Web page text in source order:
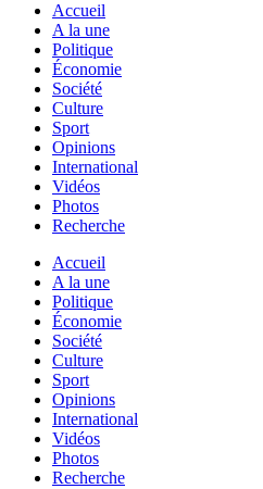
Accueil
A la une
Politique
Économie
Société
Culture
Sport
Opinions
International
Vidéos
Photos
Recherche
Accueil
A la une
Politique
Économie
Société
Culture
Sport
Opinions
International
Vidéos
Photos
Recherche